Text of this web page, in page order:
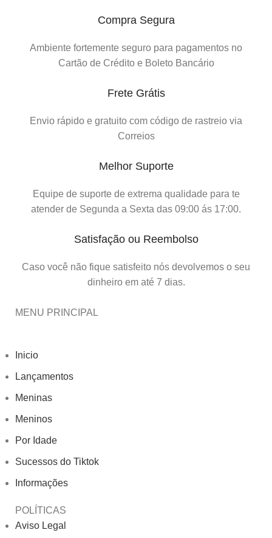
Compra Segura
Ambiente fortemente seguro para pagamentos no
Cartão de Crédito e Boleto Bancário
Frete Grátis
Envio rápido e gratuito com código de rastreio via
Correios
Melhor Suporte
Equipe de suporte de extrema qualidade para te
atender de Segunda a Sexta das 09:00 ás 17:00.
Satisfação ou Reembolso
Caso você não fique satisfeito nós devolvemos o seu
dinheiro em até 7 dias.
MENU PRINCIPAL
Inicio
Lançamentos
Meninas
Meninos
Por Idade
Sucessos do Tiktok
Informações
POLÍTICAS
Aviso Legal